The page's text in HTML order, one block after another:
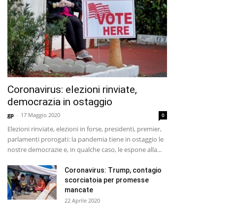
Coronavirus: elezioni rinviate,
democrazia in ostaggio
gp - 17 Maggio 2020 0
Elezioni rinviate, elezioni in forse, presidenti, premier,
parlamenti prorogati: la pandemia tiene in ostaggio le
nostre democrazie e, in qualche caso, le espone alla...
Coronavirus: Trump, contagio
scorciatoia per promesse
mancate
22 Aprile 2020